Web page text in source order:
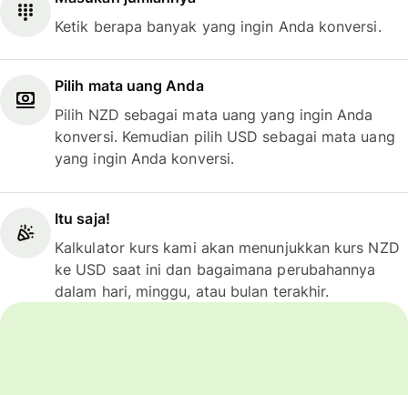
Ketik berapa banyak yang ingin Anda konversi.
Pilih mata uang Anda
Pilih NZD sebagai mata uang yang ingin Anda
konversi. Kemudian pilih USD sebagai mata uang
yang ingin Anda konversi.
Itu saja!
Kalkulator kurs kami akan menunjukkan kurs NZD
ke USD saat ini dan bagaimana perubahannya
dalam hari, minggu, atau bulan terakhir.